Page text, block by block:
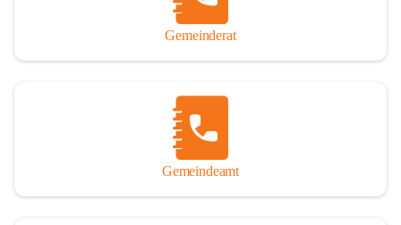
Gemeinderat
Gemeindeamt